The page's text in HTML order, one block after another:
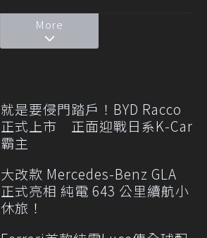
More
就是要侵門踏戶！BYD Racco
正式上市 正面迎戰日系K-Car
霸主
大改款 Mercedes-Benz GLA
正式亮相 純電 643 公里續航小
休旅！